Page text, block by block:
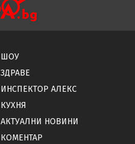
ШОУ
ЗДРАВЕ
ИНСПЕКТОР АЛЕКС
КУХНЯ
АКТУАЛНИ НОВИНИ
КОМЕНТАР